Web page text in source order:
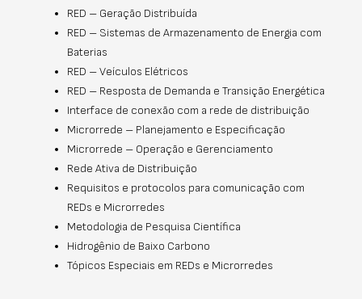
RED – Geração Distribuída
RED – Sistemas de Armazenamento de Energia com
Baterias
RED – Veículos Elétricos
RED – Resposta de Demanda e Transição Energética
Interface de conexão com a rede de distribuição
Microrrede – Planejamento e Especificação
Microrrede – Operação e Gerenciamento
Rede Ativa de Distribuição
Requisitos e protocolos para comunicação com
REDs e Microrredes
Metodologia de Pesquisa Científica
Hidrogênio de Baixo Carbono
Tópicos Especiais em REDs e Microrredes